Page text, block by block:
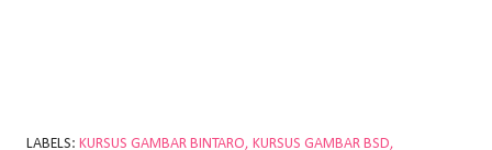
LABELS: KURSUS GAMBAR BINTARO KURSUS GAMBAR BSD